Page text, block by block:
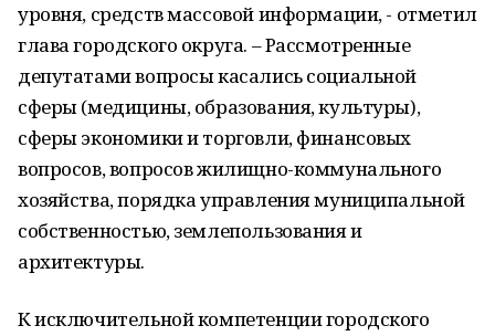
уровня, средств массовой информации, - отметил
глава городского округа. – Рассмотренные
депутатами вопросы касались социальной
сферы (медицины, образования, культуры),
сферы экономики и торговли, финансовых
вопросов, вопросов жилищно-коммунального
хозяйства, порядка управления муниципальной
собственностью, землепользования и
архитектуры.
К исключительной компетенции городского